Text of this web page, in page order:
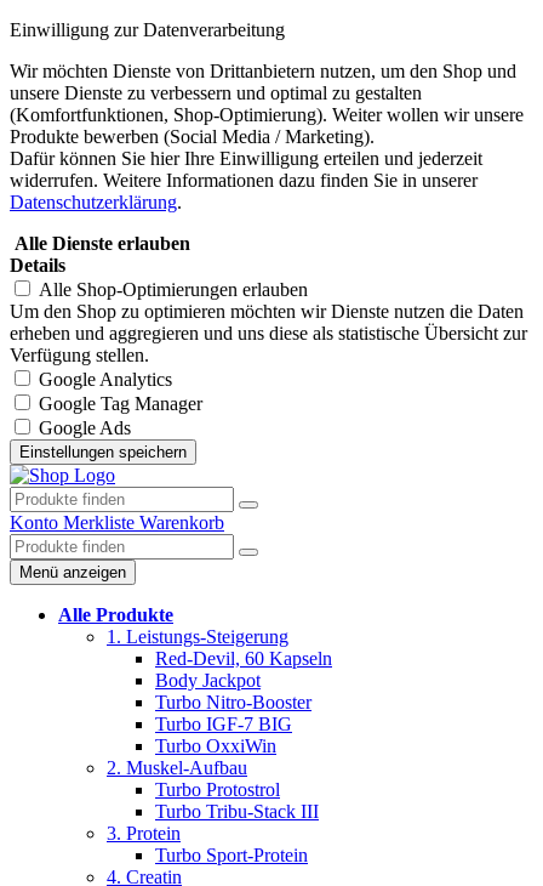
Einwilligung zur Datenverarbeitung
Wir möchten Dienste von Drittanbietern nutzen, um den Shop und
unsere Dienste zu verbessern und optimal zu gestalten
(Komfortfunktionen, Shop-Optimierung). Weiter wollen wir unsere
Produkte bewerben (Social Media / Marketing).
Dafür können Sie hier Ihre Einwilligung erteilen und jederzeit
widerrufen. Weitere Informationen dazu finden Sie in unserer
Datenschutzerklärung.
Alle Dienste erlauben
Details
Alle Shop-Optimierungen erlauben
Um den Shop zu optimieren möchten wir Dienste nutzen die Daten
erheben und aggregieren und uns diese als statistische Übersicht zur
Verfügung stellen.
Google Analytics
Google Tag Manager
Google Ads
Konto Merkliste Warenkorb
Menü anzeigen
Alle Produkte
1. Leistungs-Steigerung
Red-Devil, 60 Kapseln
Body Jackpot
Turbo Nitro-Booster
Turbo IGF-7 BIG
Turbo OxxiWin
2. Muskel-Aufbau
Turbo Protostrol
Turbo Tribu-Stack III
3. Protein
Turbo Sport-Protein
4. Creatin